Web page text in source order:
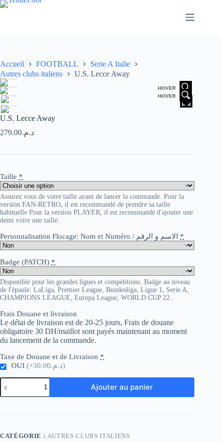
Passer
Accueil FOOTBALL
Serie A Italie
Autres clubs italiens
U.S. Lecce Away
HOVER
HOVER
U.S. Lecce Away
د.م.279.00
Taille *
Assurez vous de votre taille avant de lancer la commande. Pour la
version FAN-RETRO, il est recommandé de prendre sa taille
habituelle Pour la version PLAYER, il est recommandé d'ajouter une
demi voire une taille.
Personnalisation Flocage: Nom et Numéro / الاسم و الرقم *
Badge (PATCH) *
Disponible pour les grandes ligues et compétitions. Badge au niveau
de l'épaule: LaLiga, Premier League, Bundesliga, Ligue 1, Serie A,
CHAMPIONS LEAGUE, Europa League, WORLD CUP 22..
Frais Douane et livraison
Le délai de livraison est de 20-25 jours, Frais de douane
obligatoire 30 DH/maillot sont payés maintenant au moment
du lancement de la commande.
Taxe de Douane et de Livraison *
OUI
(+د.م.30.00)
quantité
de
U.S.
Away
Ajouter au panier
CATÉGORIE : AUTRES CLUBS ITALIENS